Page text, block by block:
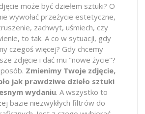
może być dziełem sztuki? O
wywołać przeżycie estetyczne,
zachwyt, uśmiech, czy
to tak. A co w sytuacji, gdy
czegoś więcej? Gdy chcemy
zdjęcie i dać mu "nowe życie"?
Zmienimy Twoje zdjęcie,
jak prawdziwe dzieło sztuki
wydaniu. A wszystko to
bazie niezwykłych filtrów do